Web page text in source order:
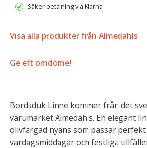
Säker betalning via Klarna
Visa alla produkter från Almedahls
Ge ett omdöme!
Bordsduk Linne kommer från det
varumärket Almedahls. En elegant
olivfärgad nyans som passar
vardagsmiddagar och festliga